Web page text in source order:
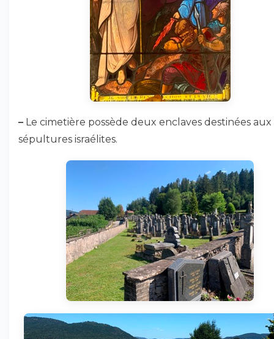
– Le cimetière possède deux enclaves destinées aux
sépultures israélites.